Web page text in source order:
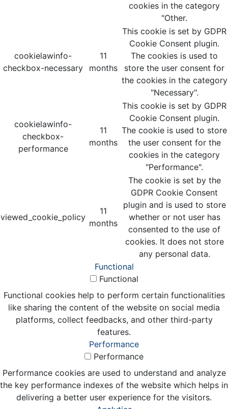
cookies in the category
"Other.
cookielawinfo-
checkbox-necessary
11
months
This cookie is set by GDPR
Cookie Consent plugin.
The cookies is used to
store the user consent for
the cookies in the category
"Necessary".
cookielawinfo-
checkbox-
performance
11
months
This cookie is set by GDPR
Cookie Consent plugin.
The cookie is used to store
the user consent for the
cookies in the category
"Performance".
viewed_cookie_policy
11
months
The cookie is set by the
GDPR Cookie Consent
plugin and is used to store
whether or not user has
consented to the use of
cookies. It does not store
any personal data.
Functional
Functional
Functional cookies help to perform certain functionalities
like sharing the content of the website on social media
platforms, collect feedbacks, and other third-party
features.
Performance
Performance
Performance cookies are used to understand and analyze
the key performance indexes of the website which helps in
delivering a better user experience for the visitors.